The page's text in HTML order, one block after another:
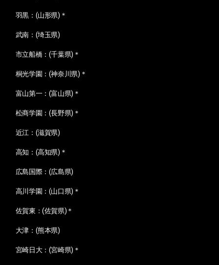
羽黒：(山形県)＊
武南：(埼玉県)
市立船橋：(千葉県)＊
桐光学園：(神奈川県)＊
富山第一：(富山県)＊
松商学園：(長野県)＊
近江：(滋賀県)
高知：(高知県)＊
広島国際：(広島県)
高川学園：(山口県)＊
佐賀東：(佐賀県)＊
大津：(熊本県)
宮崎日大：(宮崎県)＊